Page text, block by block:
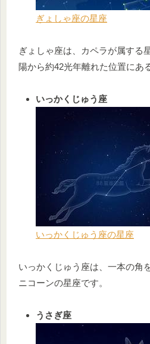
ぎょしゃ座の星座
ぎょしゃ座は、カペラが属する
陽から約42光年離れた位置にあ
いっかくじゅう座
いっかくじゅう座の星座
いっかくじゅう座は、一本の角
ニコーンの星座です。
うさぎ座